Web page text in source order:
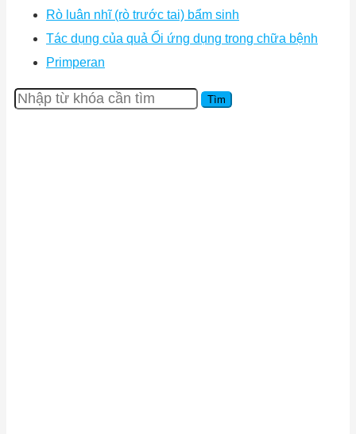
Rò luân nhĩ (rò trước tai) bẩm sinh
Tác dụng của quả Ổi ứng dụng trong chữa bệnh
Primperan